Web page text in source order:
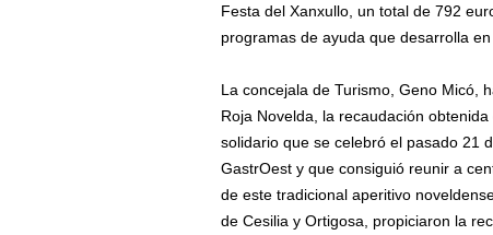
Festa del Xanxullo, un total de 792
programas de ayuda que desarrolla en
La concejala de Turismo, Geno Micó,
Roja Novelda, la recaudación
solidario que se celebró el pasado 21
GastrOest y que consiguió reunir a
de este tradicional aperitivo
de Cesilia y Ortigosa, propiciaron la